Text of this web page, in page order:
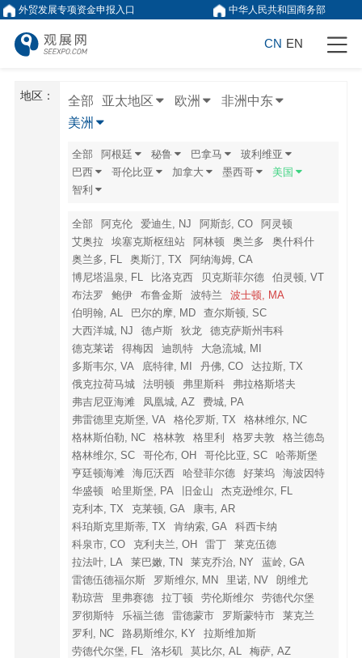
外贸发展专项资金申报入口 中华人民共和国商务部
CN EN
地区： 全部 亚太地区 欧洲
非洲中东
美洲
全部 阿根廷 秘鲁 巴拿马
玻利维亚
巴西
哥伦比亚 加拿大 墨西哥
美国
智利
全部 阿克伦 爱迪生, NJ 阿斯彭, CO
阿灵顿
艾奥拉
埃塞克斯枢纽站 阿林顿 奥兰多
奥什科什
奥兰多, FL
奥斯汀, TX
阿纳海姆, CA
博尼塔温泉, FL
比洛克西 贝克斯菲尔德
伯灵顿, VT
布法罗
鲍伊 布鲁金斯 波特兰
波士顿, MA
伯明翰, AL
巴尔的摩, MD
查尔斯顿, SC
大西洋城, NJ
德卢斯 狄龙
德克萨斯州韦科
德克莱诺
得梅因 迪凯特
大急流城, MI
多斯韦尔, VA
底特律, MI 丹佛, CO
达拉斯, TX
俄克拉荷马城
法明顿 弗里斯科
弗拉格斯塔夫
弗吉尼亚海滩
凤凰城, AZ
费城, PA
弗雷德里克斯堡, VA
格伦罗斯, TX
格林维尔, NC
格林斯伯勒, NC
格林敦 格里利 格罗夫敦
格兰德岛
格林维尔, SC
哥伦布, OH 哥伦比亚, SC
哈蒂斯堡
亨廷顿海滩
海厄沃西 哈登菲尔德 好莱坞
海波因特
华盛顿
哈里斯堡, PA 旧金山
杰克逊维尔, FL
克利本, TX
克莱顿, GA
康韦, AR
科珀斯克里斯蒂, TX
肯纳索, GA
科西卡纳
科泉市, CO
克利夫兰, OH 雷丁
莱克伍德
拉法叶, LA
莱巴嫩, TN 莱克乔治, NY
蓝岭, GA
雷德伍德福尔斯
罗斯维尔, MN 里诺, NV
朗维尤
勒琼营
里弗赛德 拉丁顿 劳伦斯维尔
劳德代尔堡
罗彻斯特
乐福兰德 雷德蒙市 罗斯蒙特市
莱克兰
罗利, NC
路易斯维尔, KY
拉斯维加斯
劳德代尔堡, FL
洛杉矶 莫比尔, AL
梅萨, AZ